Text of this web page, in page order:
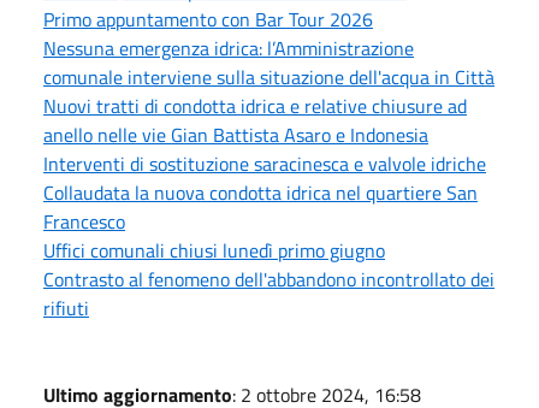
Primo appuntamento con Bar Tour 2026
Nessuna emergenza idrica: l’Amministrazione
comunale interviene sulla situazione dell'acqua in Città
Nuovi tratti di condotta idrica e relative chiusure ad
anello nelle vie Gian Battista Asaro e Indonesia
Interventi di sostituzione saracinesca e valvole idriche
Collaudata la nuova condotta idrica nel quartiere San
Francesco
Uffici comunali chiusi lunedì primo giugno
Contrasto al fenomeno dell'abbandono incontrollato dei
rifiuti
Ultimo aggiornamento: 2 ottobre 2024, 16:58